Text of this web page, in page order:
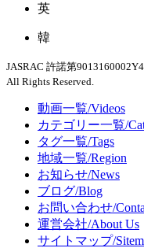
英
韓
JASRAC 許諾第
All Rights Reserved.
動画一覧/Videos
カテゴリー一覧/
タグ一覧/Tags
地域一覧/Region
お知らせ/News
ブログ/Blog
お問い合わせ/
運営会社/About Us
サイトマップ/